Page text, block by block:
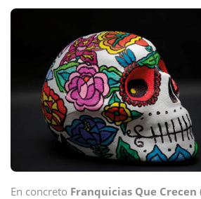
En concreto Franquicias Que Crecen